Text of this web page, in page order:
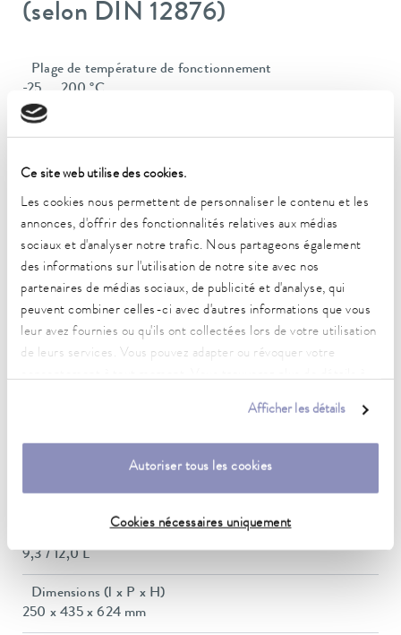
Ce site web utilise des cookies.
Les cookies nous permettent de personnaliser le contenu et les
annonces, d'offrir des fonctionnalités relatives aux médias
sociaux et d'analyser notre trafic. Nous partageons également
des informations sur l'utilisation de notre site avec nos
partenaires de médias sociaux, de publicité et d'analyse, qui
peuvent combiner celles-ci avec d'autres informations que vous
leur avez fournies ou qu'ils ont collectées lors de votre utilisation
de leurs services. Vous pouvez adapter ou révoquer votre
Afficher les détails
Autoriser tous les cookies
Cookies nécessaires uniquement
(selon DIN 12876)
Plage de température de fonctionnement
-25 ... 200 °C
Plage de température ambiante
0.02 ± K
Puissance de chauffe max.
2 kW
Puissance absorbée max.
Consommation de courant
10 A
22 L/min
9,3 / 12,0 L
Dimensions (l x P x H)
250 x 435 x 624 mm